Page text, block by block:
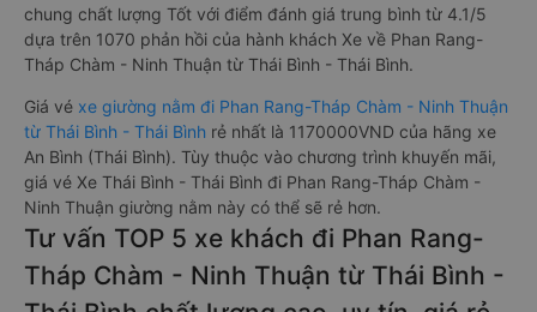
chung chất lượng Tốt với điểm đánh giá trung bình từ 4.1/5
dựa trên 1070 phản hồi của hành khách Xe về Phan Rang-
Tháp Chàm - Ninh Thuận từ Thái Bình - Thái Bình.
Giá vé xe giường nằm đi Phan Rang-Tháp Chàm - Ninh Thuận
từ Thái Bình - Thái Bình rẻ nhất là 1170000VND của hãng xe
An Bình (Thái Bình). Tùy thuộc vào chương trình khuyến mãi,
giá vé Xe Thái Bình - Thái Bình đi Phan Rang-Tháp Chàm -
Ninh Thuận giường nằm này có thể sẽ rẻ hơn.
Tư vấn TOP 5 xe khách đi Phan Rang-
Tháp Chàm - Ninh Thuận từ Thái Bình -